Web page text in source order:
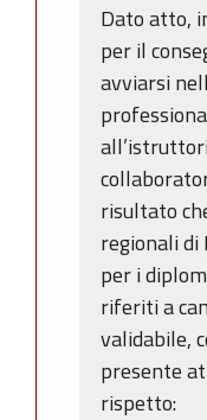
Dato atto,
per il
avviarsi
risultato
regionali di
per i
riferiti a
validabile,
presente
rispetto: